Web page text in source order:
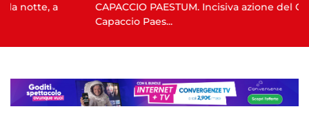
a
CAPACCIO PAESTUM. Incisiva azione del Comune di
Capaccio Paes...